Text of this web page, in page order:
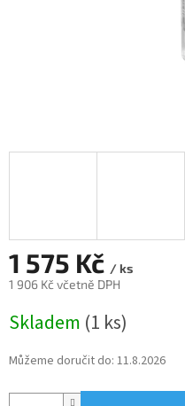
1 575 Kč / ks
1 906 Kč včetně DPH
cena:
Skladem (1 ks)
Můžeme doručit do: 11.8.2026